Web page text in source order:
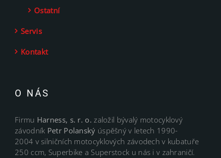
Ostatní
Servis
Kontakt
O NÁS
Firmu Harness, s. r. o.založil bývalý motocyklový
závodník Petr Polanský úspěšný v letech 1990-
2004 v silničních motocyklových závodech v kubatuře
250 ccm, Superbike a Superstock u nás i v zahraničí.